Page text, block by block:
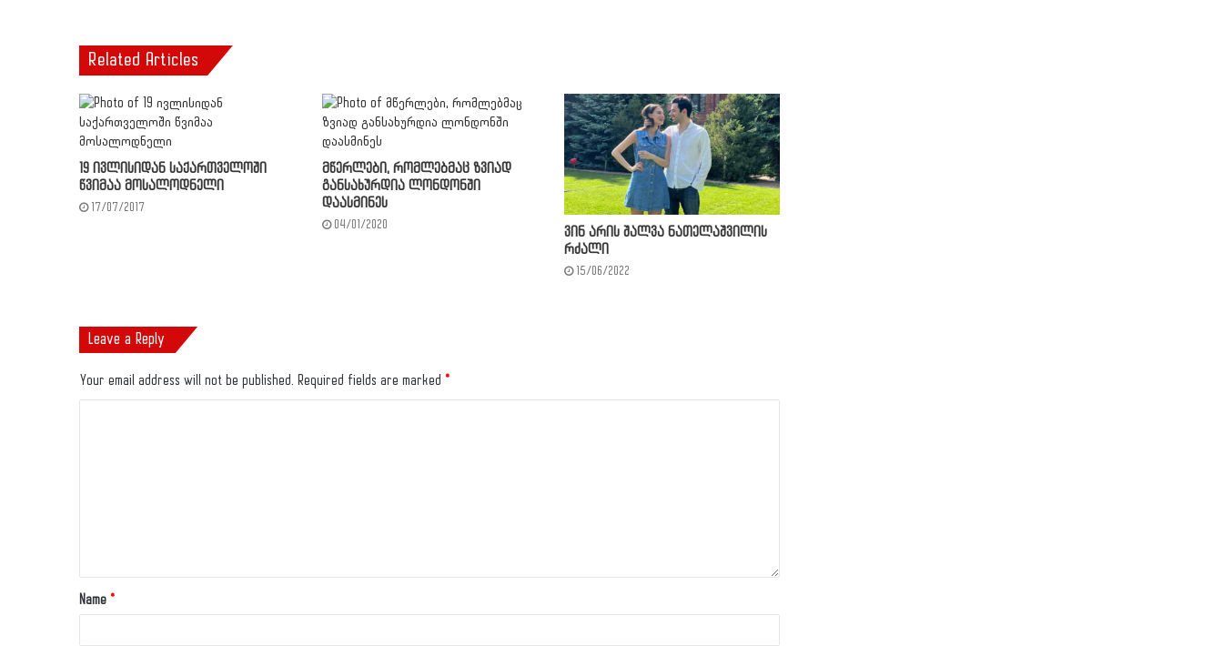
Related Articles
19 ივლისიდან საქართველოში
წვიმაა მოსალოდნელი
17/07/2017
მწერლები, რომლებმაც ზვიად
განსახურდია ლონდონში
დაასმინეს
04/01/2020
ვინ არის შალვა ნათელაშვილის
რძალი
15/06/2022
Leave a Reply
Your email address will not be published. Required fields are marked *
Name *